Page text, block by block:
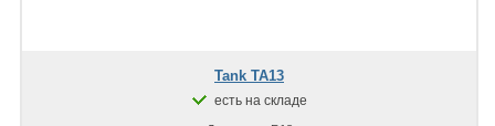
Tank TA13
есть на складе